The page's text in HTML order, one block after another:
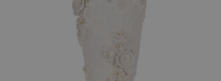
AÑADIR AL CARRITO